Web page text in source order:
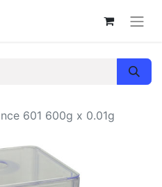
601 600g x 0.01g